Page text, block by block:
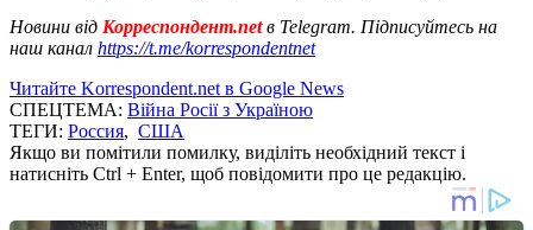
Новини від Корреспондент.netв Telegram. Підписуйтесь на
наш канал https://t.me/korrespondentnet
Читайте Korrespondent.net в Google News
СПЕЦТЕМА: Війна Росії з Україною
ТЕГИ: Россия, США
Якщо ви помітили помилку, виділіть необхідний текст і
натисніть Ctrl + Enter, щоб повідомити про це редакцію.